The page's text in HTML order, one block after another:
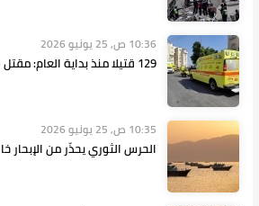
10:36 ص, 25 يونيو 2026
129 قتيلا منذ بداية العام: مقتل شابة بجريمة إطلاق...
10:35 ص, 25 يونيو 2026
الحرس الثوري يحذّر من الإبحار